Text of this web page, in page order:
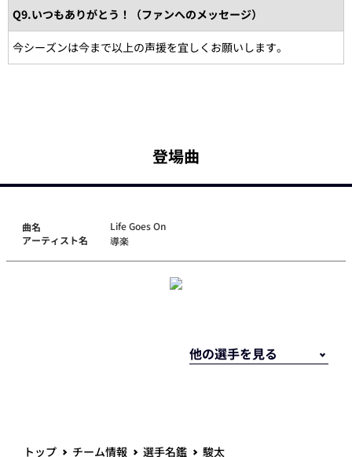
Q9.いつもありがとう！（ファンへのメッセージ）
今シーズンは今まで以上の声援を宜しくお願いします。
登場曲
曲名
アーティスト名
Life Goes On
導楽
トップ チーム情報 選手名鑑 駿太